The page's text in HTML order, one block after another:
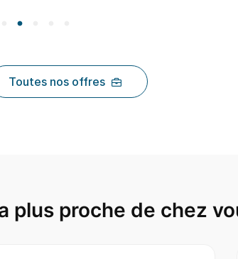
Toutes nos offres
plus proche de chez